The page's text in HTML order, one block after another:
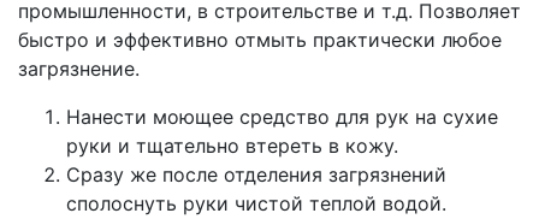
промышленности, в строительстве и т.д. Позволяет
быстро и эффективно отмыть практически любое
загрязнение.
Нанести моющее средство для рук на сухие
руки и тщательно втереть в кожу.
Сразу же после отделения загрязнений
сполоснуть руки чистой теплой водой.